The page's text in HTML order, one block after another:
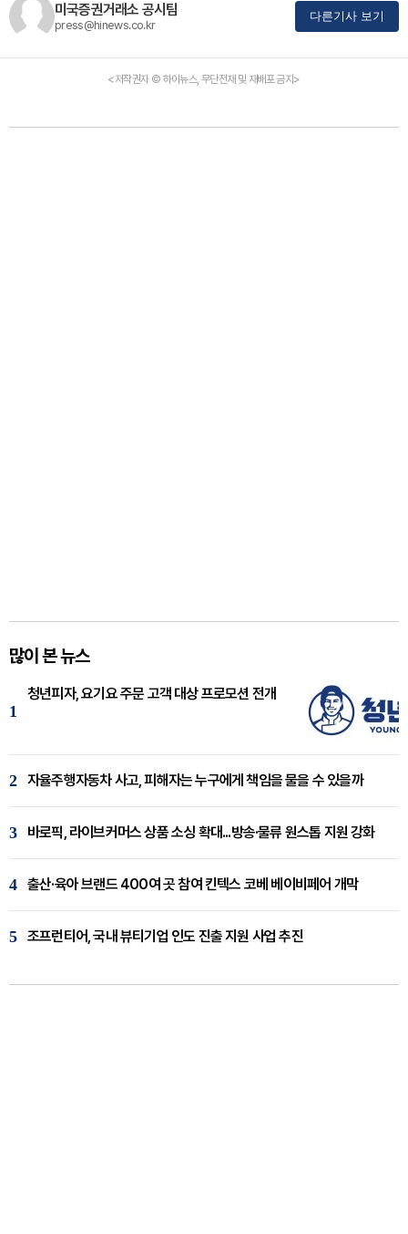
미국증권거래소 공시팀
press@hinews.co.kr
다른기사 보기
<저작권자 © 하이뉴스, 무단전재 및 재배포 금지>
많이 본 뉴스
1
청년피자, 요기요 주문 고객 대상 프로모션 전개
2 자율주행자동차 사고, 피해자는 누구에게 책임을 물을 수 있을까
3 바로픽, 라이브커머스 상품 소싱 확대...방송·물류 원스톱 지원 강화
4 출산·육아 브랜드 400여 곳 참여 킨텍스 코베 베이비페어 개막
5 조프런티어, 국내 뷰티기업 인도 진출 지원 사업 추진